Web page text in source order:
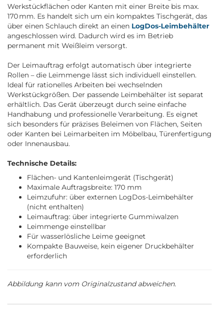
Werkstückflächen oder Kanten mit einer Breite bis max.
170 mm. Es handelt sich um ein kompaktes Tischgerät, das
über einen Schlauch direkt an einen LogDos-Leimbehälter
angeschlossen wird. Dadurch wird es im Betrieb
permanent mit Weißleim versorgt.
Der Leimauftrag erfolgt automatisch über integrierte
Rollen – die Leimmenge lässt sich individuell einstellen.
Ideal für rationelles Arbeiten bei wechselnden
Werkstückgrößen. Der passende Leimbehälter ist separat
erhältlich. Das Gerät überzeugt durch seine einfache
Handhabung und professionelle Verarbeitung. Es eignet
sich besonders für präzises Beleimen von Flächen, Seiten
oder Kanten bei Leimarbeiten im Möbelbau, Türenfertigung
oder Innenausbau.
Technische Details:
Flächen- und Kantenleimgerät (Tischgerät)
Maximale Auftragsbreite: 170 mm
Leimzufuhr: über externen LogDos-Leimbehälter
(nicht enthalten)
Leimauftrag: über integrierte Gummiwalzen
Leimmenge einstellbar
Für wasserlösliche Leime geeignet
Kompakte Bauweise, kein eigener Druckbehälter
erforderlich
Abbildung kann vom Originalzustand abweichen.